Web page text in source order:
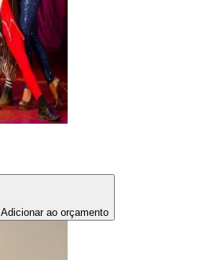
Adicionar ao orçamento